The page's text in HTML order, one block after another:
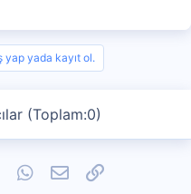
yada kayıt ol.
(Toplam:0)
TumblrWhatsApp
E-postaLink